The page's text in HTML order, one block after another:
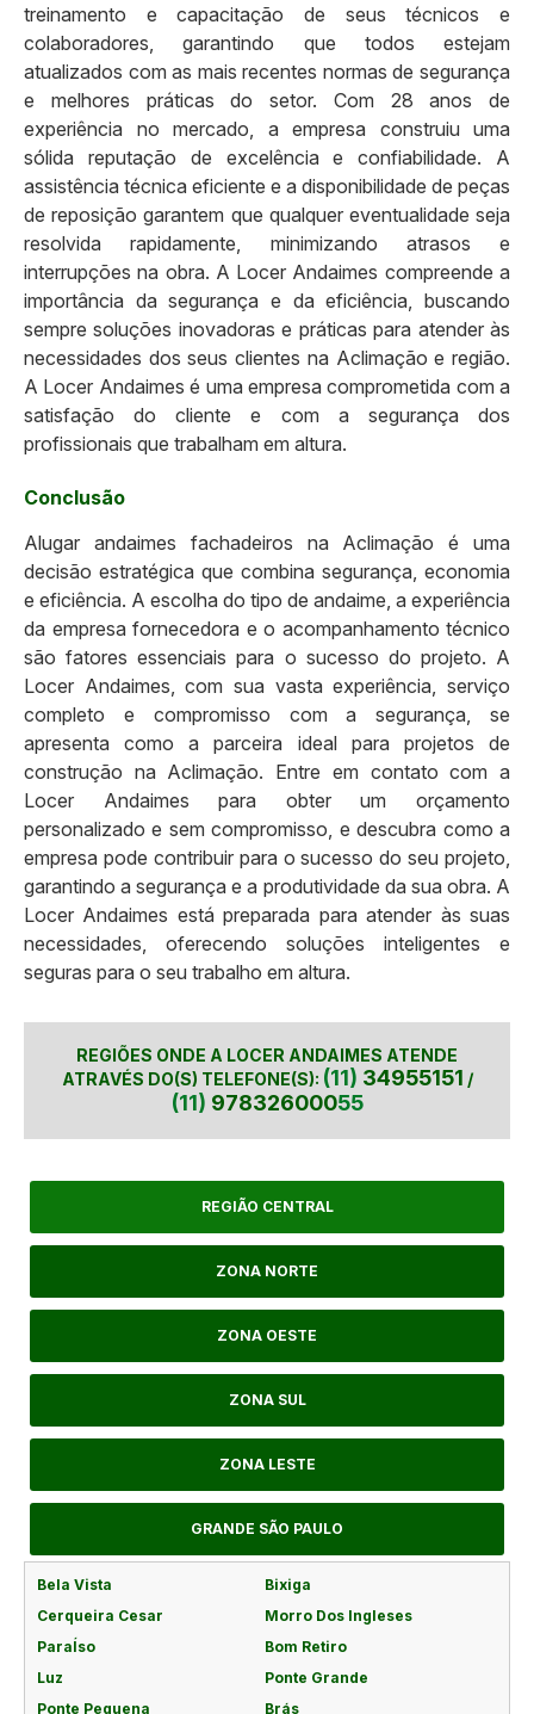
treinamento e capacitação de seus técnicos e
colaboradores, garantindo que todos estejam
atualizados com as mais recentes normas de segurança
e melhores práticas do setor. Com 28 anos de
experiência no mercado, a empresa construiu uma
sólida reputação de excelência e confiabilidade. A
assistência técnica eficiente e a disponibilidade de peças
de reposição garantem que qualquer eventualidade seja
resolvida rapidamente, minimizando atrasos e
interrupções na obra. A Locer Andaimes compreende a
importância da segurança e da eficiência, buscando
sempre soluções inovadoras e práticas para atender às
necessidades dos seus clientes na Aclimação e região.
A Locer Andaimes é uma empresa comprometida com a
satisfação do cliente e com a segurança dos
profissionais que trabalham em altura.
Conclusão
Alugar andaimes fachadeiros na Aclimação é uma
decisão estratégica que combina segurança, economia
e eficiência. A escolha do tipo de andaime, a experiência
da empresa fornecedora e o acompanhamento técnico
são fatores essenciais para o sucesso do projeto. A
Locer Andaimes, com sua vasta experiência, serviço
completo e compromisso com a segurança, se
apresenta como a parceira ideal para projetos de
construção na Aclimação. Entre em contato com a
Locer Andaimes para obter um orçamento
personalizado e sem compromisso, e descubra como a
empresa pode contribuir para o sucesso do seu projeto,
garantindo a segurança e a produtividade da sua obra. A
Locer Andaimes está preparada para atender às suas
necessidades, oferecendo soluções inteligentes e
seguras para o seu trabalho em altura.
REGIÕES ONDE A LOCER ANDAIMES ATENDE
ATRAVÉS DO(S) TELEFONE(S): (11) 34955151 /
(11) 97832600055
REGIÃO CENTRAL
ZONA NORTE
ZONA OESTE
ZONA SUL
ZONA LESTE
GRANDE SÃO PAULO
Bela Vista
Bixiga
Cerqueira Cesar
Morro Dos Ingleses
ParaÍso
Bom Retiro
Luz
Ponte Grande
Ponte Pequena
Brás